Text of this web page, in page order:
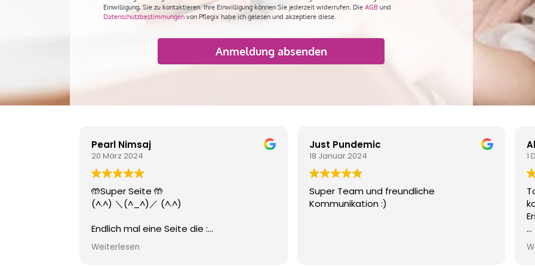
Einwilligung, Sie zu kontaktieren. Ihre Einwilligung können Sie jederzeit widerrufen. Die AGB und
Datenschutzbestimmungenvon Pflegix habe ich gelesen und akzeptiere diese.
Pearl Nimsaj
20 März 2024
🤲Super Seite 🤲
(^.^) ＼(^_^)／ (^.^)
Endlich mal eine Seite die :
kurz
kompakt
Weiterlesen
Just Pundemic
18 Januar 2024
Super Team und freundliche
Kommunikation :)
1